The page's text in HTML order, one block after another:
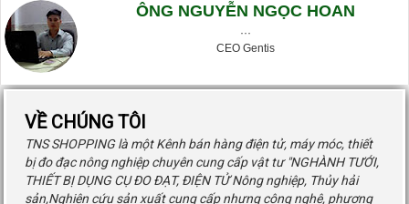
ÔNG NGUYỄN NGỌC HOAN
···
CEO Gentis
VỀ CHÚNG TÔI
TNS SHOPPING là một Kênh bán hàng điện tử, máy móc, thiết
bị đo đạc nông nghiệp chuyên cung cấp vật tư "NGHÀNH TƯỚI,
THIẾT BỊ DỤNG CỤ ĐO ĐẠT, ĐIỆN TỬ Nông nghiệp, Thủy hải
sản,Nghiên cứu sản xuất cung cấp nhưng công nghệ, phương